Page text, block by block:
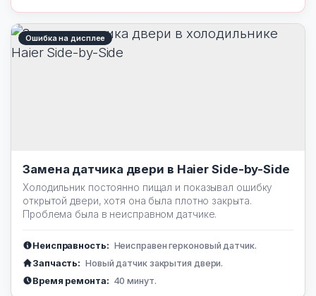
Ошибка на дисплее
Замена датчика двери в Haier Side-by-Side
Холодильник постоянно пищал и показывал ошибку
открытой двери, хотя она была плотно закрыта.
Проблема была в неисправном датчике.
Неисправность: Неисправен герконовый датчик.
Запчасть: Новый датчик закрытия двери.
Время ремонта: 40 минут.